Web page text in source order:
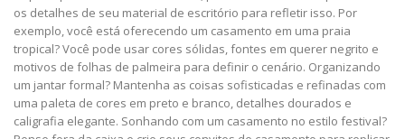
os detalhes de seu material de escritório para refletir isso. Por
exemplo, você está oferecendo um casamento em uma praia
tropical? Você pode usar cores sólidas, fontes em querer negrito e
motivos de folhas de palmeira para definir o cenário. Organizando
um jantar formal? Mantenha as coisas sofisticadas e refinadas com
uma paleta de cores em preto e branco, detalhes dourados e
caligrafia elegante. Sonhando com um casamento no estilo festival?